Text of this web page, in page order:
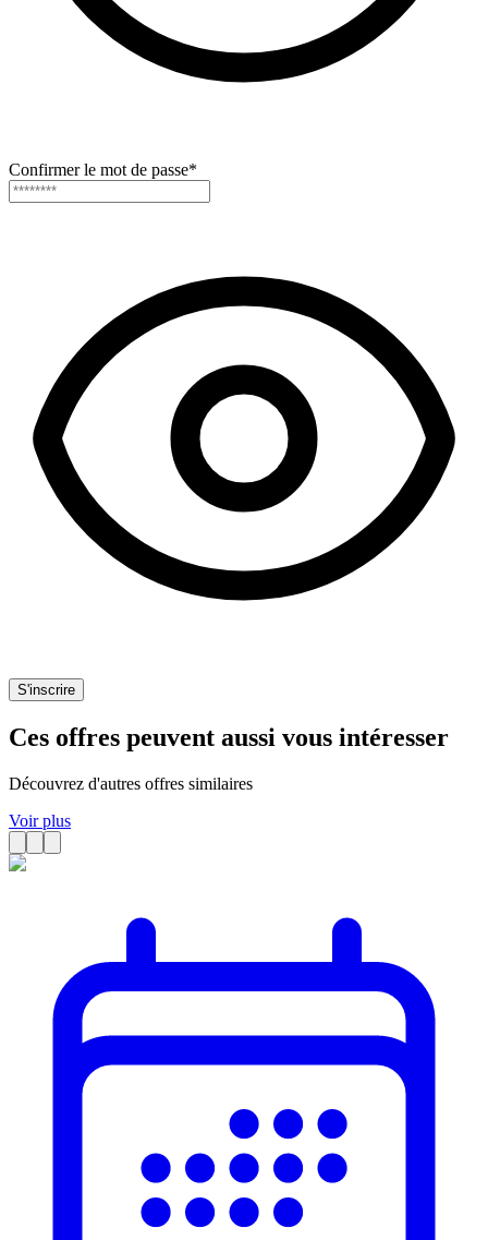
Confirmer le mot de passe*
S'inscrire
Ces offres peuvent aussi vous intéresser
Découvrez d'autres offres similaires
Voir plus